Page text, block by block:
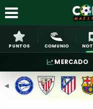
PUNTOS COMUNIO
MERCADO
◀︎